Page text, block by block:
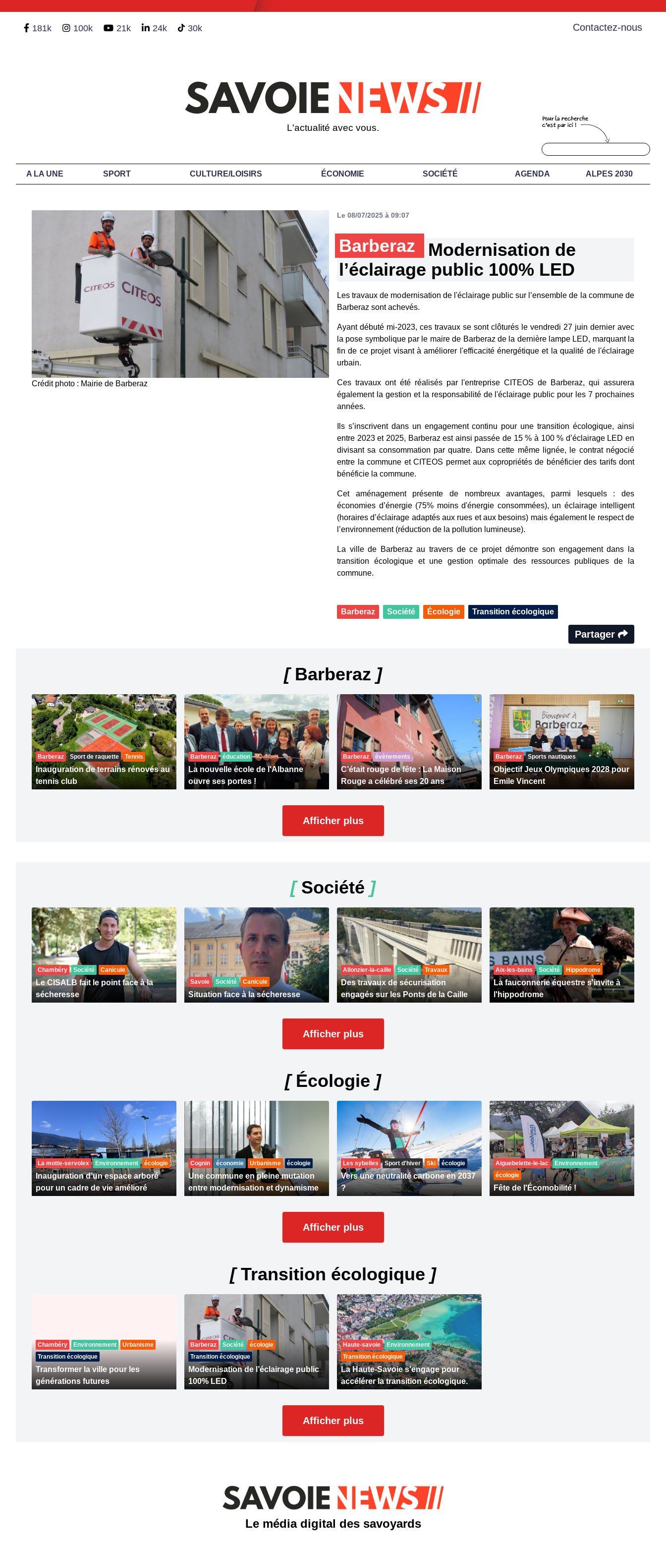
181k 100k 21k 24k 30k Contactez-nous
L'actualité avec vous.
A LA UNE SPORT CULTURE/LOISIRS ÉCONOMIE SOCIÉTÉ AGENDA ALPES 2030
Crédit photo : Mairie de Barberaz
Le 08/07/2025 à 09:07
Barberaz
Modernisation de
l’éclairage public 100% LED
Les travaux de modernisation de l'éclairage public sur l’ensemble de la commune de
Barberaz sont achevés.
Ayant débuté mi-2023, ces travaux se sont clôturés le vendredi 27 juin dernier avec
la pose symbolique par le maire de Barberaz de la dernière lampe LED, marquant la
fin de ce projet visant à améliorer l'efficacité énergétique et la qualité de l'éclairage
urbain.
Ces travaux ont été réalisés par l'entreprise CITEOS de Barberaz, qui assurera
également la gestion et la responsabilité de l'éclairage public pour les 7 prochaines
années.
Ils s’inscrivent dans un engagement continu pour une transition écologique, ainsi
entre 2023 et 2025, Barberaz est ainsi passée de 15 % à 100 % d’éclairage LED en
divisant sa consommation par quatre. Dans cette même lignée, le contrat négocié
entre la commune et CITEOS permet aux copropriétés de bénéficier des tarifs dont
bénéficie la commune.
Cet aménagement présente de nombreux avantages, parmi lesquels : des
économies d’énergie (75% moins d'énergie consommées), un éclairage intelligent
(horaires d’éclairage adaptés aux rues et aux besoins) mais également le respect de
l’environnement (réduction de la pollution lumineuse).
La ville de Barberaz au travers de ce projet démontre son engagement dans la
transition écologique et une gestion optimale des ressources publiques de la
commune.
Barberaz Société Écologie Transition écologique
Partager
[Barberaz ]
Barberaz Sport de raquette Tennis
Inauguration de terrains rénovés au
tennis club
Barberaz éducation
La nouvelle école de l'Albanne
ouvre ses portes !
Barberaz évènements
C’était rouge de fête : La Maison
Rouge a célébré ses 20 ans
Barberaz Sports nautiques
Objectif Jeux Olympiques 2028 pour
Emile Vincent
Afficher plus
[Société ]
Chambéry Société Canicule
Le CISALB fait le point face à la
sécheresse
Savoie Société Canicule
Situation face à la sécheresse
Allonzier-la-caille Société Travaux
Des travaux de sécurisation
engagés sur les Ponts de la Caille
Aix-les-bains Société Hippodrome
La fauconnerie équestre s'invite à
l'hippodrome
Afficher plus
[Écologie ]
La motte-servolex Environnement écologie
Inauguration d’un espace arboré
pour un cadre de vie amélioré
Cognin économie Urbanisme écologie
Une commune en pleine mutation
entre modernisation et dynamisme
Les sybelles Sport d'hiver Ski écologie
Vers une neutralité carbone en 2037
?
Aiguebelette-le-lac
Environnement
écologie
Fête de l'Écomobilité !
Afficher plus
[Transition écologique ]
Chambéry Environnement
Urbanisme
Transition écologique
Transformer la ville pour les
générations futures
Barberaz Société
écologie
Transition écologique
Modernisation de l’éclairage public
100% LED
Haute-savoie
Environnement
Transition écologique
La Haute-Savoie s'engage pour
accélérer la transition écologique.
Afficher plus
Le média digital des savoyards